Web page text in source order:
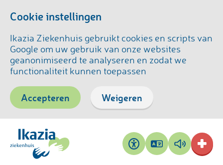
Cookie instellingen
Ikazia Ziekenhuis gebruikt cookies en scripts van
Google om uw gebruik van onze websites
geanonimiseerd te analyseren en zodat we
functionaliteit kunnen toepassen
Accepteren Weigeren
Toegankelijkheid
Pagina
vertalen
Pagina
voorlezen